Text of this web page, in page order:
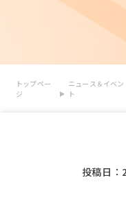
トップペー
ジ
ニュース＆イベン
ト
投稿日